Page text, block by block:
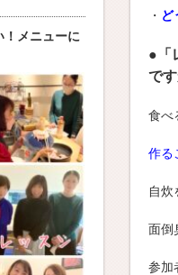
・ ど
●「
で
食べ
作る
自炊
面倒
参加
！メニューに